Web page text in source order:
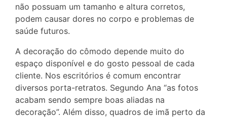
não possuam um tamanho e altura corretos,
podem causar dores no corpo e problemas de
saúde futuros.
A decoração do cômodo depende muito do
espaço disponível e do gosto pessoal de cada
cliente. Nos escritórios é comum encontrar
diversos porta-retratos. Segundo Ana “as fotos
acabam sendo sempre boas aliadas na
decoração”. Além disso, quadros de imã perto da